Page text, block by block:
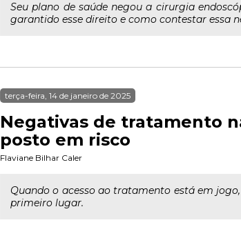
Seu plano de saúde negou a cirurgia
garantido esse direito e como contestar essa
terça-feira, 14 de janeiro de 2025
Negativas de tratamento
posto em risco
Flaviane Bilhar Caler
Quando o acesso ao tratamento está em
primeiro lugar.